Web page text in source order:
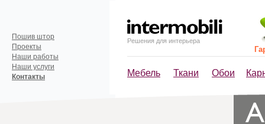
Решения для интерьера
Мебель Ткани Обои
Пошив штор
Проекты
Наши работы
Наши услуги
Контакты